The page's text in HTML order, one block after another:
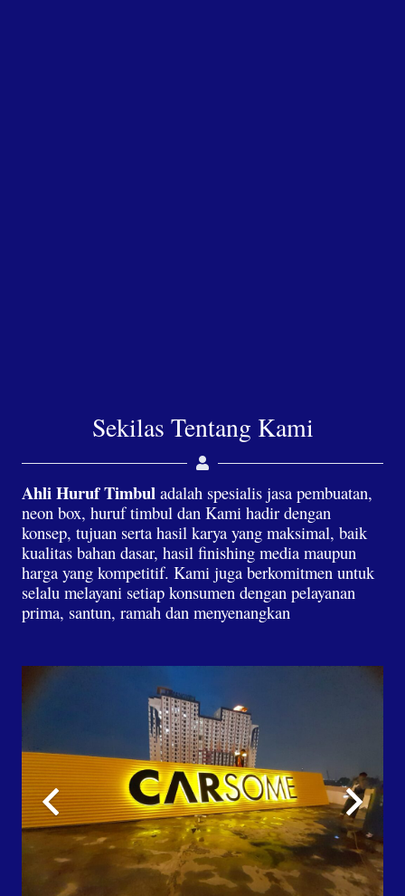
Sekilas Tentang Kami
Ahli Huruf Timbul adalah spesialis jasa pembuatan,
neon box, huruf timbul dan Kami hadir dengan
konsep, tujuan serta hasil karya yang maksimal, baik
kualitas bahan dasar, hasil finishing media maupun
harga yang kompetitif. Kami juga berkomitmen untuk
selalu melayani setiap konsumen dengan pelayanan
prima, santun, ramah dan menyenangkan